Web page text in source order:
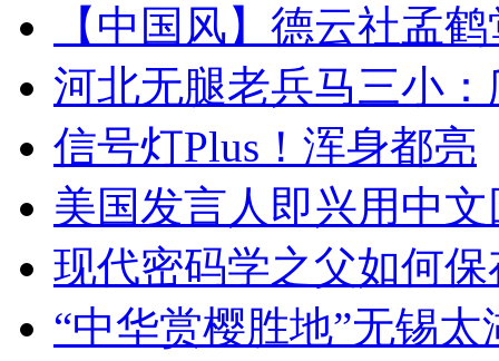
【中国风】德云社孟
河北无腿老兵马三小
信号灯Plus！浑身都亮
美国发言人即兴用中
现代密码学之父如何
“中华赏樱胜地”无锡